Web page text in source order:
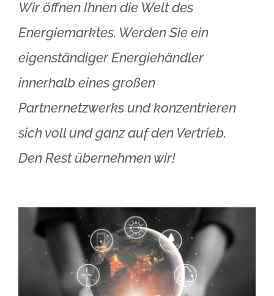
Wir öffnen Ihnen die Welt des
Energiemarktes. Werden Sie ein
eigenständiger Energiehändler
innerhalb eines großen
Partnernetzwerks und konzentrieren
sich voll und ganz auf den Vertrieb.
Den Rest übernehmen wir!